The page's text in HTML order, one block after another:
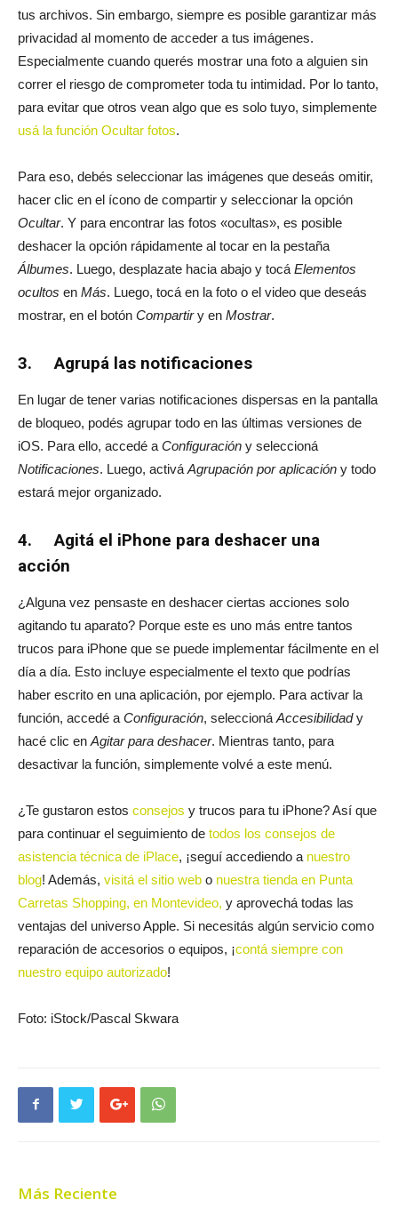
tus archivos. Sin embargo, siempre es posible garantizar más
privacidad al momento de acceder a tus imágenes.
Especialmente cuando querés mostrar una foto a alguien sin
correr el riesgo de comprometer toda tu intimidad. Por lo tanto,
para evitar que otros vean algo que es solo tuyo, simplemente
usá la función Ocultar fotos.
Para eso, debés seleccionar las imágenes que deseás omitir,
hacer clic en el ícono de compartir y seleccionar la opción
Ocultar. Y para encontrar las fotos «ocultas», es posible
deshacer la opción rápidamente al tocar en la pestaña
Álbumes. Luego, desplazate hacia abajo y tocá Elementos
ocultos en Más. Luego, tocá en la foto o el video que deseás
mostrar, en el botón Compartiry en Mostrar.
3. Agrupá las notificaciones
En lugar de tener varias notificaciones dispersas en la pantalla
de bloqueo, podés agrupar todo en las últimas versiones de
iOS. Para ello, accedé a Configuración y seleccioná
Notificaciones. Luego, activá Agrupación por aplicación y todo
estará mejor organizado.
4. Agitá el iPhone para deshacer una
acción
¿Alguna vez pensaste en deshacer ciertas acciones solo
agitando tu aparato? Porque este es uno más entre tantos
trucos para iPhone que se puede implementar fácilmente en el
día a día. Esto incluye especialmente el texto que podrías
haber escrito en una aplicación, por ejemplo. Para activar la
función, accedé a Configuración, seleccioná Accesibilidady
hacé clic en Agitar para deshacer. Mientras tanto, para
desactivar la función, simplemente volvé a este menú.
¿Te gustaron estos consejos y trucos para tu iPhone? Así que
para continuar el seguimiento de todos los consejos de
asistencia técnica de iPlace, ¡seguí accediendo a nuestro
blog! Además, visitá el sitio web o nuestra tienda en Punta
Carretas Shopping, en Montevideo, y aprovechá todas las
ventajas del universo Apple. Si necesitás algún servicio como
reparación de accesorios o equipos, ¡contá siempre con
nuestro equipo autorizado!
Foto: iStock/Pascal Skwara
Más Reciente